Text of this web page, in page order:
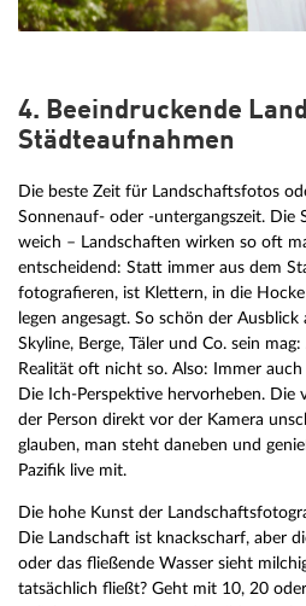
4. Beeindruckende
Städteaufnahmen
Die beste Zeit für Landschaftsfotos
Sonnenauf- oder -untergangszeit. Die
weich – Landschaften wirken so oft
entscheidend: Statt immer aus dem
fotografieren, ist Klettern, in die
legen angesagt. So schön der
Skyline, Berge, Täler und Co. sein
Realität oft nicht so. Also: Immer
Die Ich-Perspektive hervorheben.
der Person direkt vor der Kamera
glauben, man steht daneben und
Pazifik live mit.
Die hohe Kunst der
Die Landschaft ist knackscharf, aber
oder das fließende Wasser sieht
tatsächlich fließt? Geht mit 10, 20